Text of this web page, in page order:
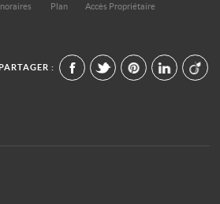
Plan Accès Propriétaire
: